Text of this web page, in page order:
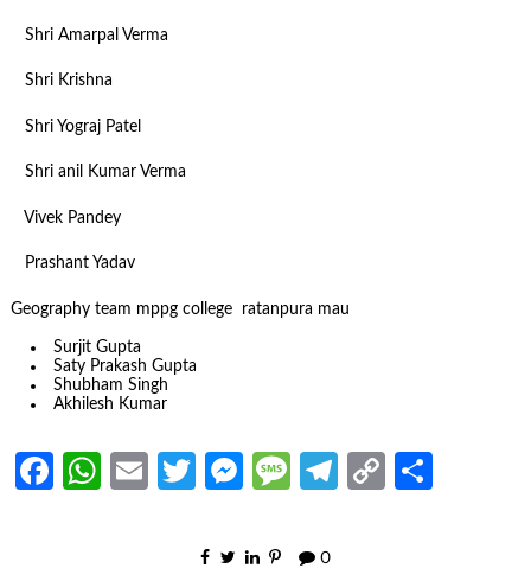
Shri Amarpal Verma
Shri Krishna
Shri Yograj Patel
Shri anil Kumar Verma
Vivek Pandey
Prashant Yadav
Geography team mppg college ratanpura mau
Surjit Gupta
Saty Prakash Gupta
Shubham Singh
Akhilesh Kumar
Facebook
WhatsApp
EmailTwitter
Messenger
Message
Telegram
Copy
0